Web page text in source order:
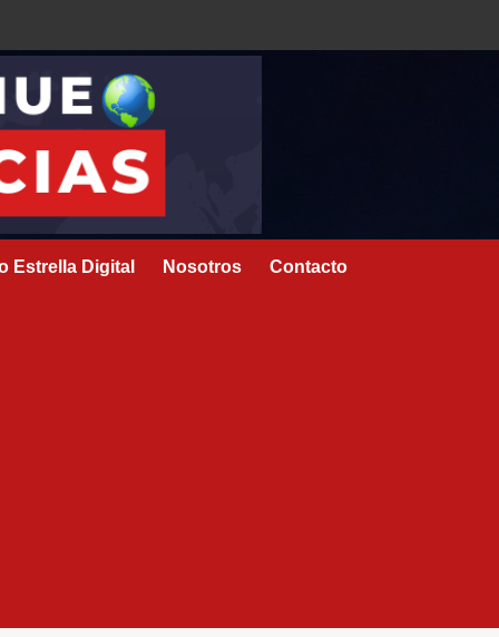
Estrella Digital Nosotros Contacto